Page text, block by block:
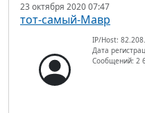
23 октября 2020 07:47
тот-самый-Мавр
IP/Host:
Дата
Сообщений: 2